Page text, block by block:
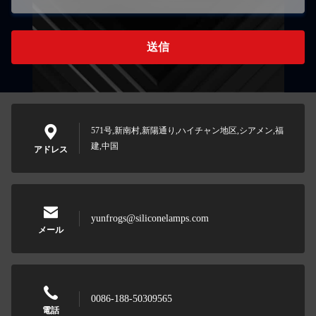
送信
アドレス
571号,新南村,新陽通り,ハイチャン地区,シアメン,福
建,中国
メール
yunfrogs@siliconelamps.com
電話
0086-188-50309565